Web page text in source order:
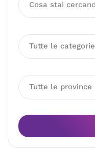
Tutte le categorie
Tutte le province